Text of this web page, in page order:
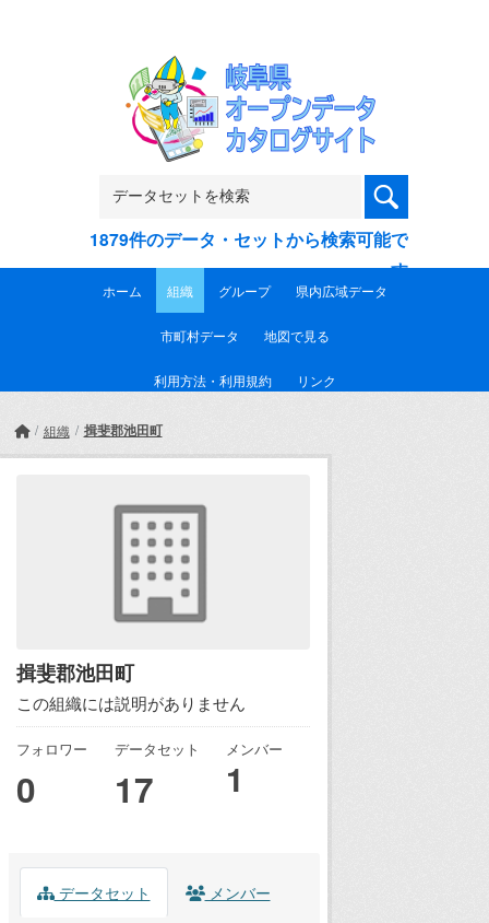
1879件のデータ・セットから検索可能で
す
ホーム 組織 グループ 県内広域データ
市町村データ 地図で見る
利用方法・利用規約 リンク
組織 揖斐郡池田町
揖斐郡池田町
この組織には説明がありません
フォロワー
0
データセット
17
メンバー
1
データセット メンバー